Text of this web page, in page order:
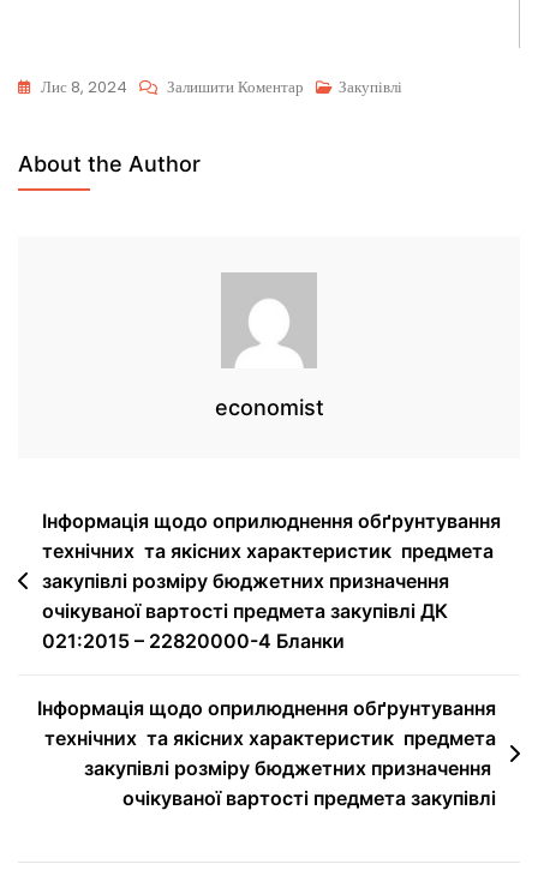
Лис 8, 2024 Залишити Коментар Закупівлі
About the Author
economist
Інформація щодо оприлюднення обґрунтування
технічних та якісних характеристик предмета
закупівлі розміру бюджетних призначення
очікуваної вартості предмета закупівлі ДК
021:2015 – 22820000-4 Бланки
Інформація щодо оприлюднення обґрунтування
технічних та якісних характеристик предмета
закупівлі розміру бюджетних призначення
очікуваної вартості предмета закупівлі